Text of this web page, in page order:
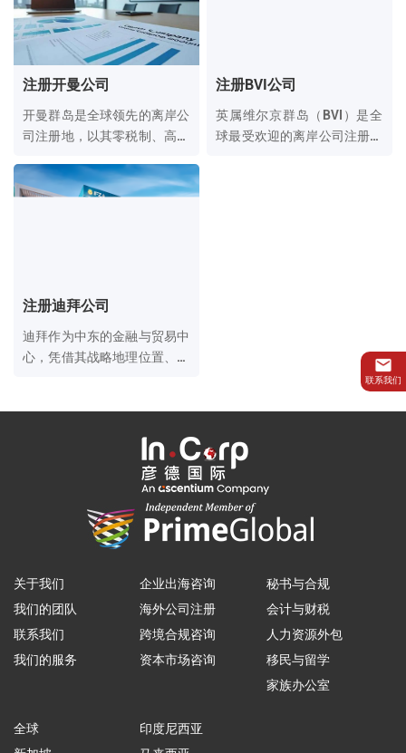
注册开曼公司
开曼群岛是全球领先的离岸公
司注册地，以其零税制、高度
名，尤其适合跨国投资、基金
设立及海外上市。
注册BVI公司
英属维尔京群岛（BVI）是全
球最受欢迎的离岸公司注册地
注册迪拜公司
迪拜作为中东的金融与贸易中
心，凭借其战略地理位置、免
陆）、free zone（自贸区）和
offshore（离岸）” 三种类
型，满足不同商业需求。
关于我们
我们的团队
联系我们
我们的服务
企业出海咨询
海外公司注册
跨境合规咨询
资本市场咨询
秘书与合规
会计与财税
人力资源外包
移民与留学
家族办公室
全球
印度尼西亚
联系我们